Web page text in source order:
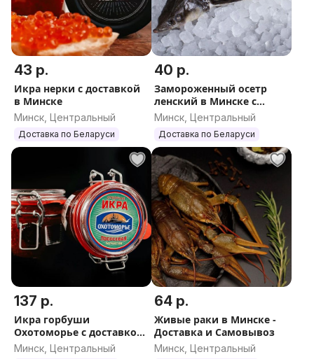
43 р.
Икра нерки с доставкой
в Минске
Минск, Центральный
Доставка по Беларуси
40 р.
Замороженный осетр
ленский в Минске с
доставкой, 2000-3000 г
Минск, Центральный
Доставка по Беларуси
137 р.
Икра горбуши
Охотоморье с доставкой
в Минске, 230 г
Минск, Центральный
64 р.
Живые раки в Минске -
Доставка и Самовывоз
Минск, Центральный